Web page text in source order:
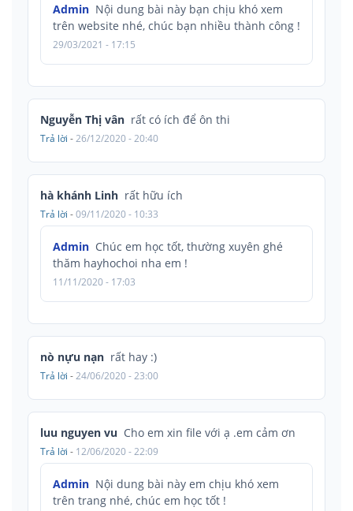
Admin Nội dung bài này bạn chịu khó xem
trên website nhé, chúc bạn nhiều thành công !
29/03/2021 - 17:15
Nguyễn Thị vân rất có ích để ôn thi
Trả lời -26/12/2020 - 20:40
hà khánh Linh rất hữu ích
Trả lời -09/11/2020 - 10:33
Admin Chúc em học tốt, thường xuyên ghé
thăm hayhochoi nha em !
11/11/2020 - 17:03
nò nựu nạn rất hay :)
Trả lời -24/06/2020 - 23:00
luu nguyen vu Cho em xin file với ạ .em cảm ơn
Trả lời - 12/06/2020 - 22:09
Admin Nội dung bài này em chịu khó xem
trên trang nhé, chúc em học tốt !